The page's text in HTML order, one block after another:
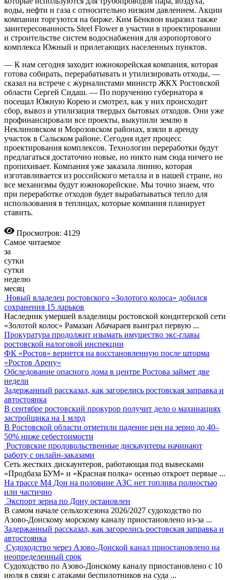
воды, нефти и газа с относительно низким дав­лением. Акции
компании торгуются на бирже. Ким Бёнквон выразил также
заинтересованность Steel Flo­wer в участии в проектировании
и строительстве систем водоснабжения для аэропортового
комплекса Южный и прилегающих населенных пунк­тов.
— К нам сегодня заходит южнокорейская компания, которая
готова собирать, перерабатывать и утилизировать отходы, —
сказал на встрече с журналистами министр ЖКХ Ростовской
области Сергей Сидаш. — По поручению губернатора я
посещал Южную Корею и смотрел, как у них происходит
сбор, вывоз и утилизация твердых бытовых отходов. Они уже
профинансировали все проекты, выкупили землю в
Неклиновском и Морозовском районах, взяли в аренду
участок в Сальском районе. Сегодня идет процесс
проектирования комплексов. Технологии переработки будут
предлагаться достаточно новые, но никто нам сюда ничего не
пропихивает. Компания уже заказала линию, которая
изготавливается из российского металла и в нашей стране, но
все механизмы будут южнокорейские. Мы точно знаем, что
при переработке отходов будет вырабатываться тепло для
использования в теплицах, которые компания планирует
ставить.
Просмотров: 4129
Самое читаемое
за
сутки
сутки
неделю
месяц
Новый владелец ростовского «Золотого колоса» добился
сохранения 15 ларьков
Наследник умершей владелицы ростовской кондитерской сети
«Золотой колос» Рамазан Абачараев выиграл первую ...
Прокуратура продолжит изымать имущество экс-главы
ростовской налоговой инспекции
ФК «Ростов» вернется на восстановленную после шторма
«Ростов Арену»
Обследование опасного дома в центре Ростова займет две
недели
Задержанный рассказал, как загорелись ростовская заправка и
автостоянка
В сентябре ростовский прокурор получит дело о махинациях
застройщика на 1 млрд
В Ростовской области отметили падение цен на зерно до 40–
50% ниже себестоимости
Ростовские продовольственные дискаунтеры начинают
работу с онлайн-заказами
Сеть жестких дискаунтеров, работающая под вывесками
«Продбаза БУМ» и «Красная полка» осенью откроет первые ...
На трассе М4 Дон на половине АЗС нет топлива полностью
или частично
Экспорт зерна по Дону остановлен
В самом начале сельхозсезона 2026/2027 судоходство по
Азово-Донскому морскому каналу приостановлено из-за ...
Задержанный рассказал, как загорелись ростовская заправка и
автостоянка
Судоходство через Азово-Донской канал приостановлено на
неопределенный срок
Судоходство по Азово-Донскому каналу приостановлено с 10
июля в связи с атаками беспилотников на суда ...